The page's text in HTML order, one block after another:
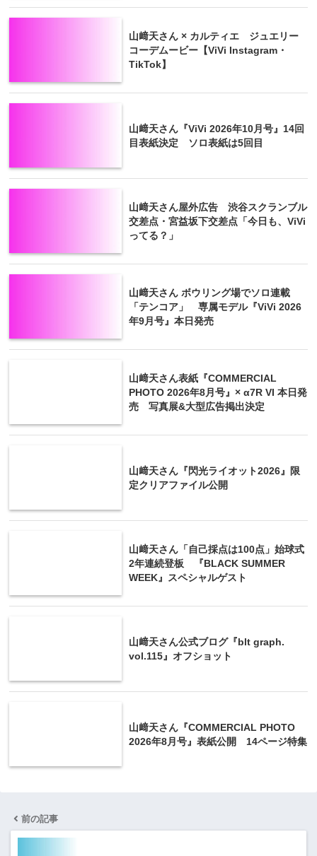
山﨑天さん × カルティエ ジュエリー
コーデムービー【ViVi Instagram・
TikTok】
山﨑天さん『ViVi 2026年10月号』14回
目表紙決定 ソロ表紙は5回目
山﨑天さん屋外広告 渋谷スクランブル
交差点・宮益坂下交差点「今日も、ViVi
ってる？」
山﨑天さん ボウリング場でソロ連載
「テンコア」 専属モデル『ViVi 2026
年9月号』本日発売
山﨑天さん表紙『COMMERCIAL
PHOTO 2026年8月号』× α7R VI 本日発
売 写真展&大型広告掲出決定
山﨑天さん『閃光ライオット2026』限
定クリアファイル公開
山﨑天さん「自己採点は100点」始球式
2年連続登板 『BLACK SUMMER
WEEK』スペシャルゲスト
山﨑天さん公式ブログ『blt graph.
vol.115』オフショット
山﨑天さん『COMMERCIAL PHOTO
2026年8月号』表紙公開 14ページ特集
前の記事